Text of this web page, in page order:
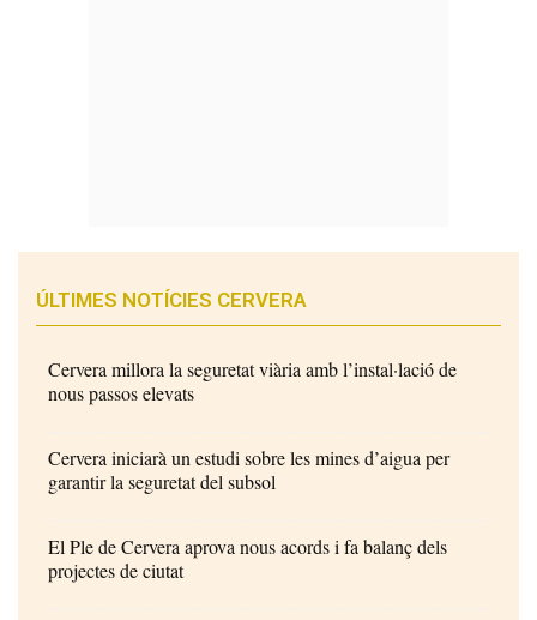
ÚLTIMES NOTÍCIES CERVERA
Cervera millora la seguretat viària amb l’instal·lació de
nous passos elevats
Cervera iniciarà un estudi sobre les mines d’aigua per
garantir la seguretat del subsol
El Ple de Cervera aprova nous acords i fa balanç dels
projectes de ciutat